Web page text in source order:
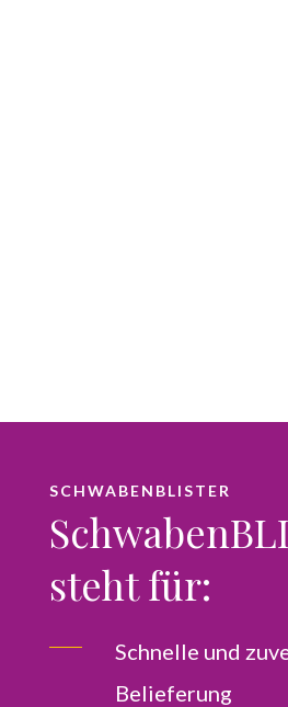
SCHWABENBLISTER
steht für:
Schnelle und
Belieferung